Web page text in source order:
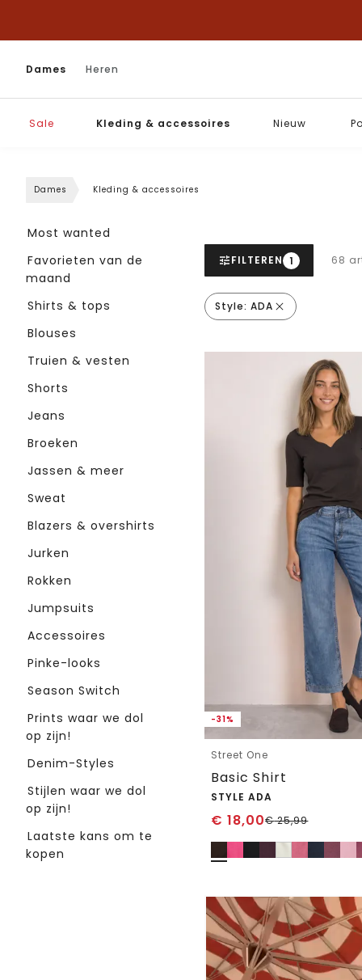
Dames Heren
Sale Kleding & accessoires Nieuw
Dames Kleding & accessoires
Most wanted
Favorieten van de
maand
Shirts & tops
Blouses
Truien & vesten
Shorts
Jeans
Broeken
Jassen & meer
Sweat
Blazers & overshirts
Jurken
Rokken
Jumpsuits
Accessoires
Pinke-looks
Season Switch
Prints waar we dol
op zijn!
Denim-Styles
Stijlen waar we dol
op zijn!
Laatste kans om te
kopen
FILTEREN 1 68
Style: ADA
-31%
Street One
Basic Shirt
STYLE ADA
€ 18,00€25,99